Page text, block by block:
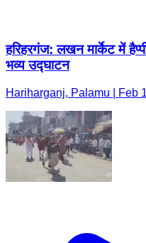
हरिहरगंज: लखन मार्केट में
भव्य उद्घाटन
Hariharganj, Palamu | Feb